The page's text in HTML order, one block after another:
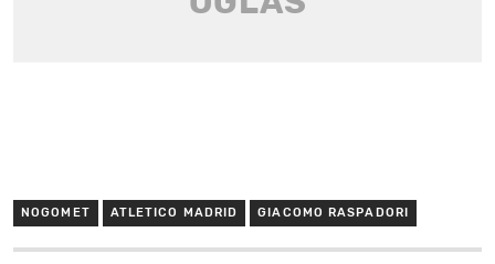
NOGOMET ATLETICO MADRID GIACOMO RASPADORI